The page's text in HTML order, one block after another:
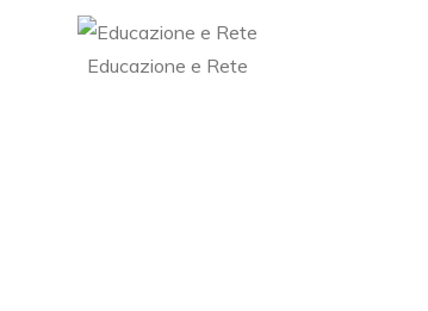
Educazione e Rete